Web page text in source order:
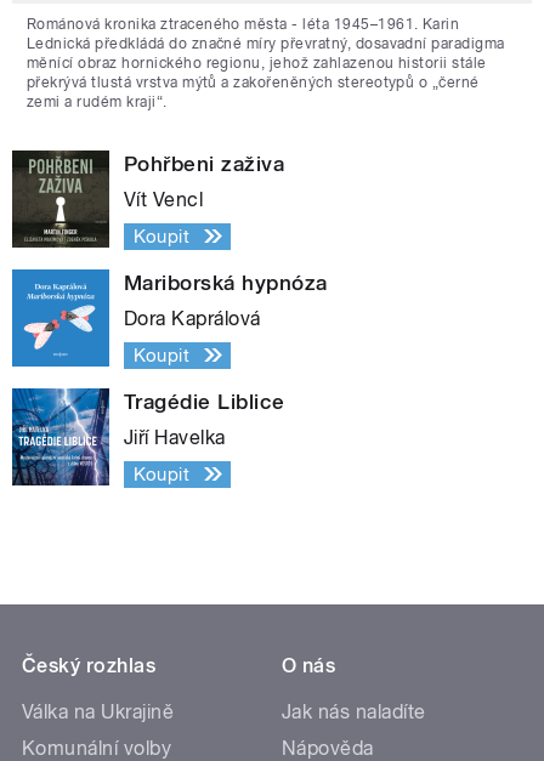
Románová kronika ztraceného města - léta 1945–1961. Karin
Lednická předkládá do značné míry převratný, dosavadní paradigma
měnící obraz hornického regionu, jehož zahlazenou historii stále
překrývá tlustá vrstva mýtů a zakořeněných stereotypů o „černé
zemi a rudém kraji“.
Pohřbeni zaživa
Vít Vencl
Koupit
Mariborská hypnóza
Dora Kaprálová
Koupit
Tragédie Liblice
Jiří Havelka
Koupit
Český rozhlas
Válka na Ukrajině
Komunální volby
O nás
Jak nás naladíte
Nápověda